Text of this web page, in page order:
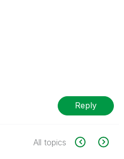
Reply
All topics